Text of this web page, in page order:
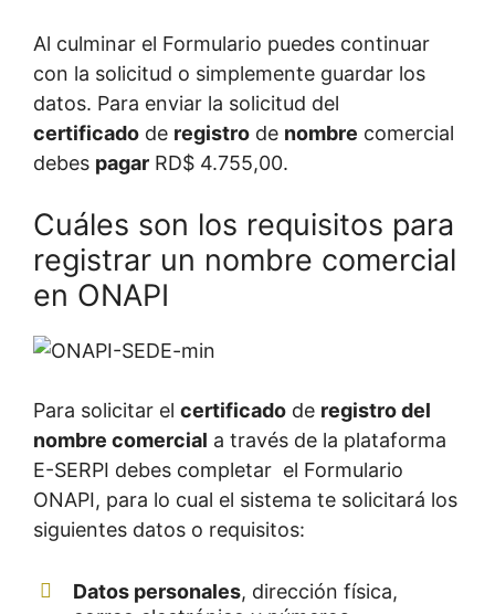
Al culminar el Formulario puedes continuar
con la solicitud o simplemente guardar los
datos. Para enviar la solicitud del
certificado de registro de nombre comercial
debes pagar RD$ 4.755,00.
Cuáles son los requisitos para
registrar un nombre comercial
en ONAPI
Para solicitar el certificado de registro del
nombre comercial a través de la plataforma
E-SERPI debes completar el Formulario
ONAPI, para lo cual el sistema te solicitará los
siguientes datos o requisitos:
Datos personales, dirección física,